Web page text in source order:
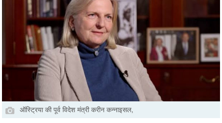
ऑस्ट्रिया की पूर्व विदेश मंत्री करीन कन्नाइसल,